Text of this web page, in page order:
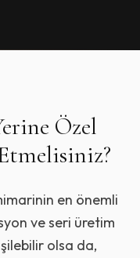
Özel
en önemli
ve seri üretim
olsa da,